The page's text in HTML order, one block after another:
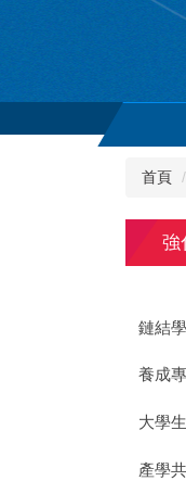
內
首頁
強
鏈結
養成
大學
產學